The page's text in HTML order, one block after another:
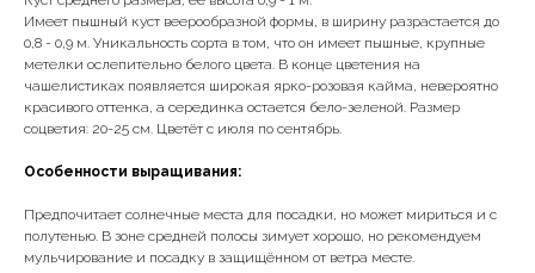
Имеет пышный куст веерообразной формы, в ширину разрастается до
0,8 - 0,9 м. Уникальность сорта в том, что он имеет пышные, крупные
метелки ослепительно белого цвета. В конце цветения на
чашелистиках появляется широкая ярко-розовая кайма, невероятно
красивого оттенка, а серединка остается бело-зеленой. Размер
соцветия: 20-25 см. Цветёт с июля по сентябрь.
Особенности выращивания:
Предпочитает солнечные места для посадки, но может мириться и с
полутенью. В зоне средней полосы зимует хорошо, но рекомендуем
мульчирование и посадку в защищённом от ветра месте.